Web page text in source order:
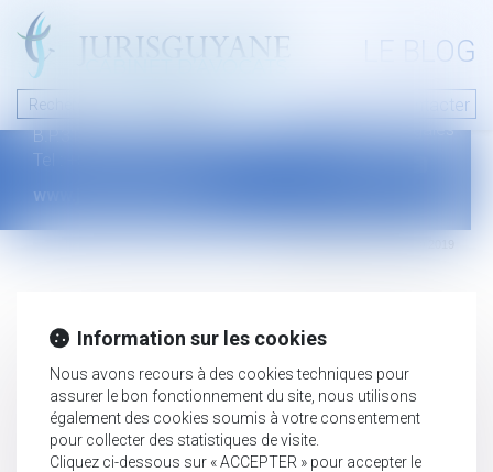
LE BLOG
Nous contacter
46 avenue de la liberté
B.P.315 - 97327 Cayenne Cedex
Tel : +594 594 29 45 35
www.jurisguyane.com
Mentions légales
Information sur les cookies
Nous avons recours à des cookies techniques pour
assurer le bon fonctionnement du site, nous utilisons
également des cookies soumis à votre consentement
pour collecter des statistiques de visite.
Cliquez ci-dessous sur « ACCEPTER » pour accepter le